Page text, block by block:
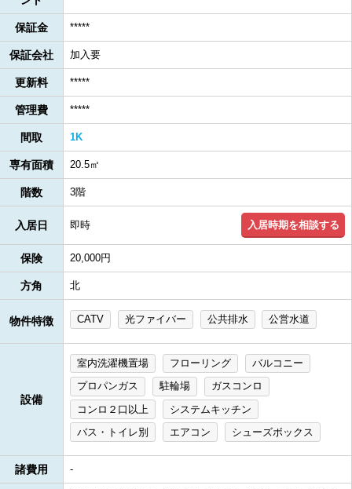
保証金 *****
保証会社 加入要
更新料 *****
管理費 *****
間取 1K
専有面積 20.5㎡
階数 3階
入居日 即時 入居時期を相談する
保険 20,000円
方角 北
物件特徴 CATV 光ファイバー 公共排水 公営水道
設備
室内洗濯機置場 フローリング
バルコニー
プロパンガス
駐輪場
ガスコンロ
コンロ２口以上
システムキッチン
バス・トイレ別
エアコン シューズボックス
諸費用 -